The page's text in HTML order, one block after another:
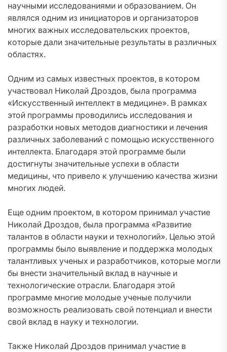
научными исследованиями и образованием. Он
являлся одним из инициаторов и организаторов
многих важных исследовательских проектов,
которые дали значительные результаты в различных
областях.
Одним из самых известных проектов, в котором
участвовал Николай Дроздов, была программа
«Искусственный интеллект в медицине». В рамках
этой программы проводились исследования и
разработки новых методов диагностики и лечения
различных заболеваний с помощью искусственного
интеллекта. Благодаря этой программе были
достигнуты значительные успехи в области
медицины, что привело к улучшению качества жизни
многих людей.
Еще одним проектом, в котором принимал участие
Николай Дроздов, была программа «Развитие
талантов в области науки и технологий». Целью этой
программы было выявление и поддержка молодых
талантливых ученых и разработчиков, которые могли
бы внести значительный вклад в научные и
технологические отрасли. Благодаря этой
программе многие молодые ученые получили
возможность реализовать свой потенциал и внести
свой вклад в науку и технологии.
Также Николай Дроздов принимал участие в